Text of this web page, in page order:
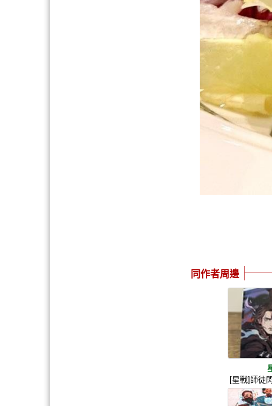
同作者周邊
[星戰]師徒